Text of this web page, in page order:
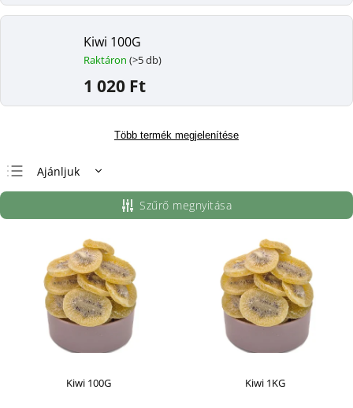
Kiwi 100G
Raktáron (>5 db)
1 020 Ft
Több termék megjelenítése
Ajánljuk
Legolcsóbb elöl
Legdrágább
Legnépszerűbb
termékek
ABC szerint
Szűrő megnyitása
Kiwi 100G Kiwi 1KG